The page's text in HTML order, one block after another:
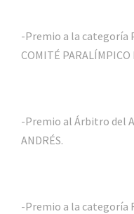
-Premio a la categoría
COMITÉ PARALÍMPICO
-Premio al Árbitro del
ANDRÉS.
-Premio a la categoría